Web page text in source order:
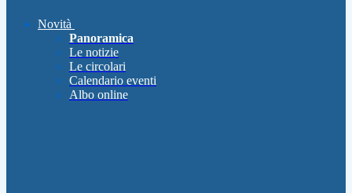
Novità
Panoramica
Le notizie
Le circolari
Calendario eventi
Albo online